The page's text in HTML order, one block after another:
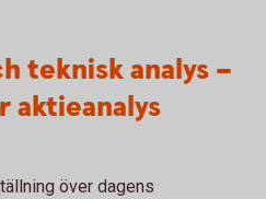
teknisk analys –
aktieanalys
över dagens